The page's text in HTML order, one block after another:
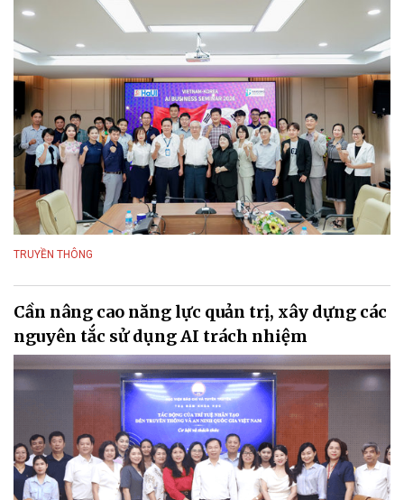
TRUYỀN THÔNG
Cần nâng cao năng lực quản trị, xây dựng các
nguyên tắc sử dụng AI trách nhiệm